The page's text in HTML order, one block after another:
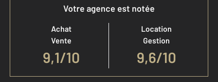
Votre agence est notée
Achat
Vente
9,1/10
Location
Gestion
9,6/10